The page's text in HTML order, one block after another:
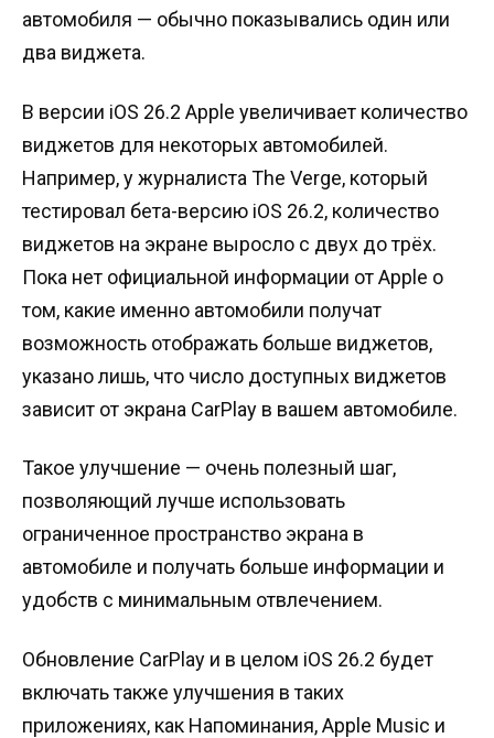
автомобиля — обычно показывались один или
два виджета.
В версии iOS 26.2 Apple увеличивает количество
виджетов для некоторых автомобилей.
Например, у журналиста The Verge, который
тестировал бета-версию iOS 26.2, количество
виджетов на экране выросло с двух до трёх.
Пока нет официальной информации от Apple о
том, какие именно автомобили получат
возможность отображать больше виджетов,
указано лишь, что число доступных виджетов
зависит от экрана CarPlay в вашем автомобиле.
Такое улучшение — очень полезный шаг,
позволяющий лучше использовать
ограниченное пространство экрана в
автомобиле и получать больше информации и
удобств с минимальным отвлечением.
Обновление CarPlay и в целом iOS 26.2 будет
включать также улучшения в таких
приложениях, как Напоминания, Apple Music и